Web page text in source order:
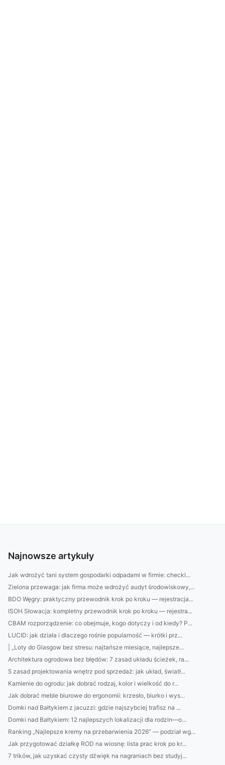
Najnowsze artykuły
Jak wdrożyć tani system gospodarki odpadami w firmie: checkl...
Zielona przewaga: jak firma może wdrożyć audyt środowiskowy,...
BDO Węgry: praktyczny przewodnik krok po kroku — rejestracja...
ISOH Słowacja: kompletny przewodnik krok po kroku — rejestra...
CBAM rozporządzenie: co obejmuje, kogo dotyczy i od kiedy? P...
LUCID: jak działa i dlaczego rośnie popularność — krótki prz...
| „Loty do Glasgow bez stresu: najtańsze miesiące, najlepsze...
Architektura ogrodowa bez błędów: 7 zasad układu ścieżek, ra...
5 zasad projektowania wnętrz pod sprzedaż: jak układ, światł...
Kamienie do ogrodu: jak dobrać rodzaj, kolor i wielkość do r...
Jak dobrać meble biurowe do ergonomii: krzesło, biurko i wys...
Domki nad Bałtykiem z jacuzzi: gdzie najszybciej trafisz na ...
Domki nad Bałtykiem: 12 najlepszych lokalizacji dla rodzin—o...
Ranking „Najlepsze kremy na przebarwienia 2026” — podział wg...
Jak przygotować działkę ROD na wiosnę: lista prac krok po kr...
7 trików, jak uzyskać czysty dźwięk na nagraniach bez studyj...